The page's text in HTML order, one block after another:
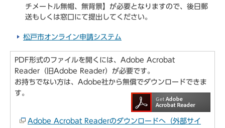
チメートル無帽、無背景】が必要となりますので、後日郵
送もしくは窓口にて提出してください。
松戸市オンライン申請システム
PDF形式のファイルを開くには、Adobe Acrobat
Reader（旧Adobe Reader）が必要です。
お持ちでない方は、Adobe社から無償でダウンロードできま
す。
Adobe Acrobat Readerのダウンロードへ（外部サイ